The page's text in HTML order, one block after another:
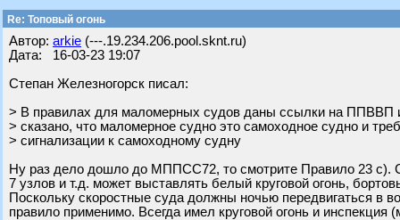
Re: Топовый огонь
Автор: arkie (---.19.234.206.pool.sknt.ru)
Дата: 16-03-23 19:07
Степан Железногорск писал:
> В правилах для маломерных судов даны ссылки на
> сказано, что маломерное судно это самоходное судно и
> сигнализации к самоходному судну
Ну раз дело дошло до МППСС72, то смотрите Правило 23 с).
7 узлов и т.д. может выставлять белый круговой огонь,
Поскольку скоростные суда должны ночью передвигаться в
правило применимо. Всегда имел круговой огонь и инспекция